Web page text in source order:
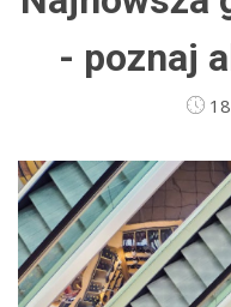
- poznaj
18